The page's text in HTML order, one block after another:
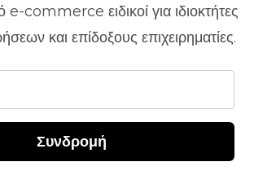
e-commerce ειδικοί για ιδιοκτήτες
και επίδοξους επιχειρηματίες.
Συνδρομή